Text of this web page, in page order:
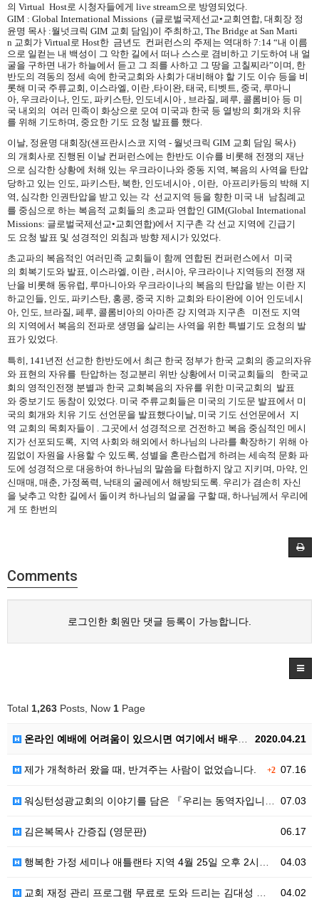
의 Virtual Host로 시청자들에게 live stream으로 방영되었다
GIM : Global International Missions (글로벌국제선교• 교회연합 대회장 정
윤명 목사 :월넛크릭 GIM 교회 담임)이 주최하고 The Bridge at San Marti
n 교회가 Virtual 로 Host한 금년도 컨퍼런스의 주제는 역대하 7:14 “내 이름
으로 일컫는 내 백성이 그 악한 길에서 떠나 스스로 겸비하고 기도하여 내 얼
굴을 구하면 내가 하늘에서 듣고 그 죄를 사하고 그 땅을 고칠찌라”이며 한
반도의 격동의 정세 속에 한국교회와 사회가 대비해야 할 기도 이슈 등을 비
롯해 미국 주류교회 이스라엘 이란 타이완 태국 티벳트 중국 루마니
아 우크라이나 인도 파키스탄 인도네시아 브라질 페루 콜롬비아 등 미
국 내외의 여러 민족이 화상으로 모여 미국과 한국 등 열방의 회개와 치유
를 위해 기도하며 중요한 기도 요청 발표를 했다
이날 정윤명 대회장(샌프란시스코 지역 - 월넛크릭 GIM 교회 담임 목사)
의 개회사로 진행된 이날 컨퍼런스에는 한반도 이슈를 비롯해 전쟁의 재난
으로 심각한 상황에 처해 있는 우크라이나와 중동 지역 복음의 사역을 탄압
당하고 있는 인도 파키스탄 북한 인도네시아 이란 아프리카등의 박해 지
역 심각한 인권탄압을 받고 있는 각 선교지역 등을 향한 미국 내 남침례교
를 중심으로 하는 복음적 교회들의 초교파 연합인 GIM(Global International
Missions: 글로벌국제선교• 교회연합)에서 지구촌 각 선교 지역에 긴급기
도 요청 발표 및 성경적인 외침과 방향 제시가 있었다
초교파의 복음적인 여러민족 교회들이 함께 연합된 컨퍼런스에서 미국
의 회복기도와 발표, 이스라엘, 이란 , 러시아, 우크라이나 지역등의 전쟁 재
난을 비롯해 동유럽, 루마니아와 우크라이나의 복음의 탄압을 받는 이란 지
하교인들, 인도, 파키스탄, 홍콩, 중국 지하 교회와 타이완에 이어 인도네시
아, 인도, 브라질, 페루, 콜롬비아의 아마존 강 지역과 지구촌 미전도 지역
의 지역에서 복음의 전파로 생명을 살리는 사역을 위한 특별기도 요청의 발
표가 있었다.
특히 , 141 년전 선교한 한반도에서 최근 한국 정부가 한국 교회의 종교의자유
와 표현의 자유를 탄압하는 정교분리 위반 상황에서 미국교회들의
한국교
회의 영적인전쟁 분별과 한국 교회복음의 자유를 위한 미국교회의 발표
와 중보기도 동참이 있었다 미국 주류교회들은 미국의 기도문 발표에서 미
국의 회개와 치유 기도 선언문을 발표했다이날 미국 기도 선언문에서 지
역 교회의 목회자들이 그곳에서 성경적으로 건전하고 복음 중심적인 메시
지가 선포되 도록 지역 사회와 해외에서 하나님의 나라를 확장하기 위해 아
낌없이 자원을 사용할 수 있도록 성별을 혼란스럽게 하려는 세속적 문화 파
도에 성경적으로 대응하여 하나님의 말씀을 타협하지 않고 지키며 마약 인
신매매 매춘 가정폭력 낙태의 굴레에서 해방되도록 우리가 겸손히 자신
을 낮추고 악한 길에서 돌이켜 하나님의 얼굴을 구할 때 하나님께서 우리에
게 또 한번의
Comments
로그인한 회원만 댓글 등록이 가능합니다.
Total 1,263 Posts, Now 1 Page
2020.04.21
온라인 예배에 어려움이 있으시면 여기에서 배우셔요.
+207.16
제가 개척하러 왔을 때, 반겨주는 사람이 없었습니다.
07.03
워싱턴성광교회의 이야기를 담은 『우리는 동역자입니다』영문판 『The God I Met』
06.17
김은복목사 간증집 (영문판)
04.03
행복한 가정 세미나 애틀랜타 지역 4월 25일 오후 2시부터
04.02
교회 재정 관리 프로그램 무료로 도와 드리는 김대성 목사님의 사랑